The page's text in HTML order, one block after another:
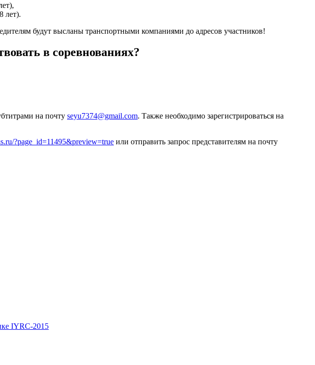
лет).
будут высланы транспортными компаниями до адресов участников!
в соревнованиях?
на почту seyu7374@gmail.com. Также необходимо зарегистрироваться на
?page_id=11495&preview=true или отправить запрос представителям на почту
IYRC-2015